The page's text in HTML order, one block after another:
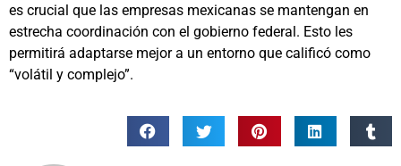
es crucial que las empresas mexicanas se mantengan en
estrecha coordinación con el gobierno federal. Esto les
permitirá adaptarse mejor a un entorno que calificó como
“volátil y complejo”.